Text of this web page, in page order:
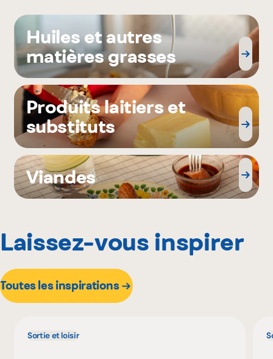
Huiles et autres
matières grasses
Produits laitiers et
substituts
Viandes
Laissez-vous inspirer
Toutes les inspirations
Sortie et loisir